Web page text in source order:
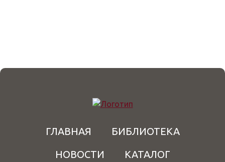
ГЛАВНАЯ
БИБЛИОТЕКА
НОВОСТИ
КАТАЛОГ